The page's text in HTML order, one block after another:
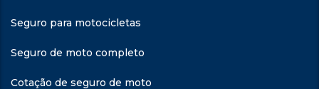
Seguro para motocicletas
Seguro de moto completo
Cotação de seguro de moto